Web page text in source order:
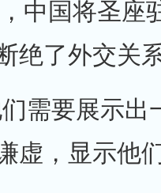
中国将圣座
绝了外交关
需要展示出
虚，显示他